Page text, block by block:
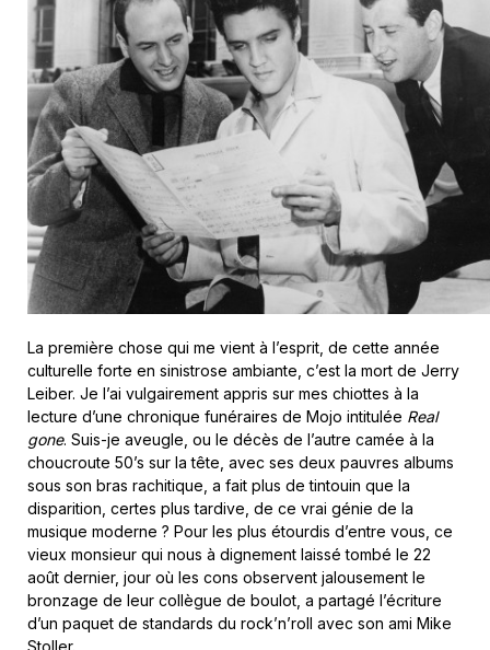
La première chose qui me vient à l’esprit, de cette année
culturelle forte en sinistrose ambiante, c’est la mort de Jerry
Leiber. Je l’ai vulgairement appris sur mes chiottes à la
lecture d’une chronique funéraires de Mojo intitulée Real
gone. Suis-je aveugle, ou le décès de l’autre camée à la
choucroute 50’s sur la tête, avec ses deux pauvres albums
sous son bras rachitique, a fait plus de tintouin que la
disparition, certes plus tardive, de ce vrai génie de la
musique moderne ? Pour les plus étourdis d’entre vous, ce
vieux monsieur qui nous à dignement laissé tombé le 22
août dernier, jour où les cons observent jalousement le
bronzage de leur collègue de boulot, a partagé l’écriture
d’un paquet de standards du rock’n’roll avec son ami Mike
Stoller.